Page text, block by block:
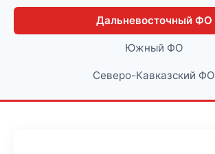
Дальневосточный ФО
Южный ФО
Северо-Кавказский ФО